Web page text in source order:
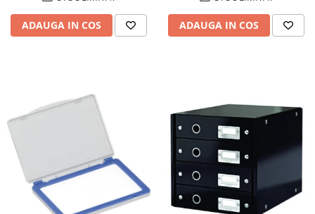
Incaltaminte
Protectie auditiva
Protectie respiratorie
Truse sanitare
ADAUGA IN COS ADAUGA IN COS